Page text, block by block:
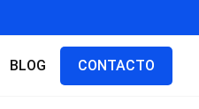
BLOG CONTACTO